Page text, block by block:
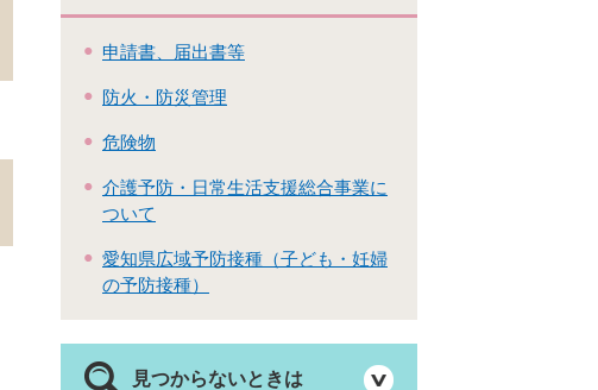
申請書、届出書等
防火・防災管理
危険物
介護予防・日常生活支援総合事業に
ついて
愛知県広域予防接種（子ども・妊婦
の予防接種）
見つからないときは